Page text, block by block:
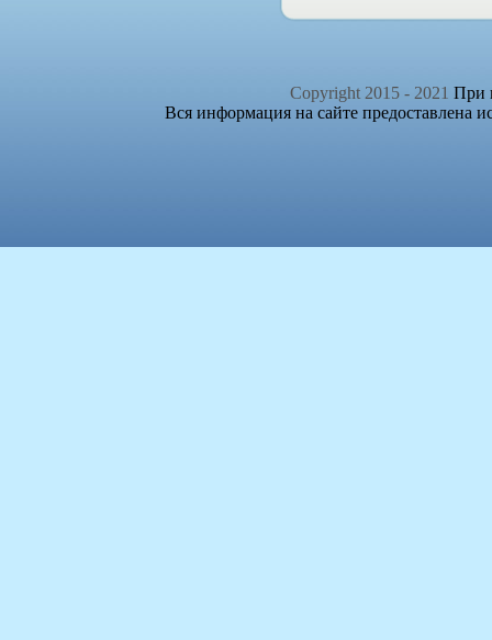
Copyright 2015 - 2021 При
Вся информация на сайте предоставлена